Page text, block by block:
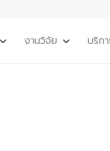
งานวิจัย บริก